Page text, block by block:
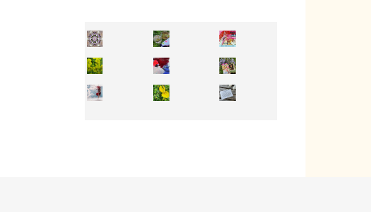
Inhabit your body and understand its
You're
50/50 OR 100/100 ? The day after Ascension, w